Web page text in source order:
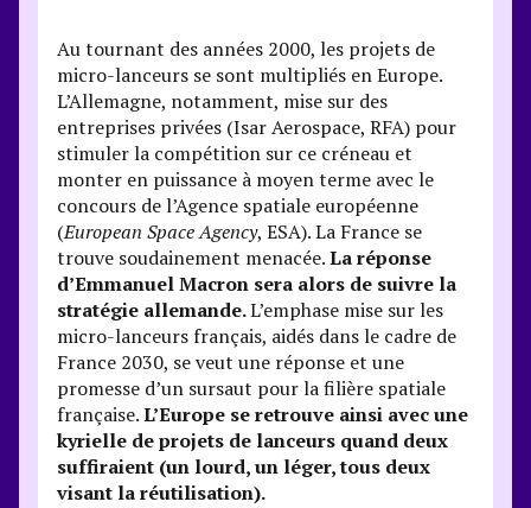
Au tournant des années 2000, les projets de
micro-lanceurs se sont multipliés en Europe.
L’Allemagne, notamment, mise sur des
entreprises privées (Isar Aerospace, RFA) pour
stimuler la compétition sur ce créneau et
monter en puissance à moyen terme avec le
concours de l’Agence spatiale européenne
(European Space Agency, ESA). La France se
trouve soudainement menacée.La réponse
d’Emmanuel Macron sera alors de suivre la
stratégie allemande.L’emphase mise sur les
micro-lanceurs français, aidés dans le cadre de
France 2030, se veut une réponse et une
promesse d’un sursaut pour la filière spatiale
française.L’Europe se retrouve ainsi avec une
kyrielle de projets de lanceurs quand deux
suffiraient (un lourd, un léger, tous deux
visant la réutilisation).